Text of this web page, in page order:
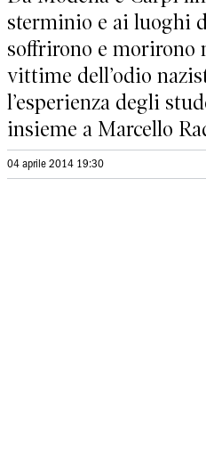
sterminio e ai luoghi
soffrirono e
vittime dell’odio
l’esperienza degli
insieme a Marcello
04 aprile 2014 19:30